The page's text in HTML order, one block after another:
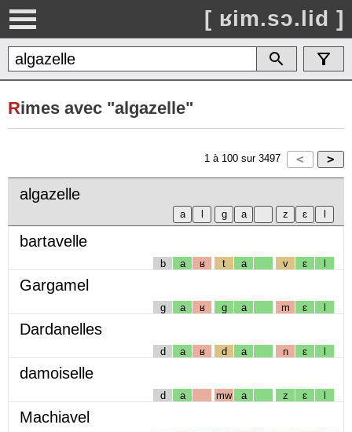
[ ʁim.sɔ.lid ]
Rimes avec "algazelle"
1 à 100 sur 3497
algazelle
bartavelle
b a ʁ t a v ɛ l
Gargamel
g a ʁ g a m ɛ l
Dardanelles
d a ʁ d a n ɛ l
damoiselle
d a mw a z ɛ l
Machiavel